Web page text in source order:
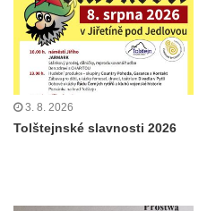
3. 8. 2026
Tolštejnské slavnosti 2026